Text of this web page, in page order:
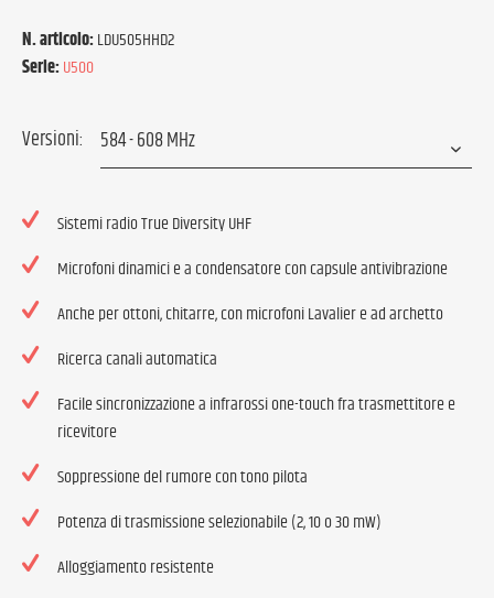
N. articolo:LDU505HHD2
Serie:U500
Versioni:
Sistemi radio True Diversity UHF
Microfoni dinamici e a condensatore con capsule antivibrazione
Anche per ottoni, chitarre, con microfoni Lavalier e ad archetto
Ricerca canali automatica
Facile sincronizzazione a infrarossi one-touch fra trasmettitore e
ricevitore
Soppressione del rumore con tono pilota
Potenza di trasmissione selezionabile (2, 10 o 30 mW)
Alloggiamento resistente